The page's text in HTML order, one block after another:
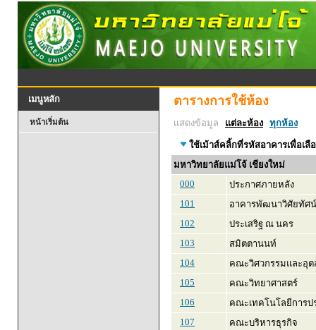
เมนูหลัก
หน้าเริ่มต้น
ตารางการใช้ห้อง
แสดงข้อมูล แต่ละห้อง ทุกห้อง
ใช้เม้าส์คลิ้กที่รหัสอาคารเพื่อเลื
มหาวิทยาลัยแม่โจ้ เชียงใหม่
000
ประกาศภายหลัง
101
อาคารพัฒนาวิศัยทัศน์
102
ประเสริฐ ณ นคร
103
สมิตตานนท์
104
คณะวิศวกรรมและอุต
105
คณะวิทยาศาสตร์
106
คณะเทคโนโลยีการป
107
คณะบริหารธุรกิจ